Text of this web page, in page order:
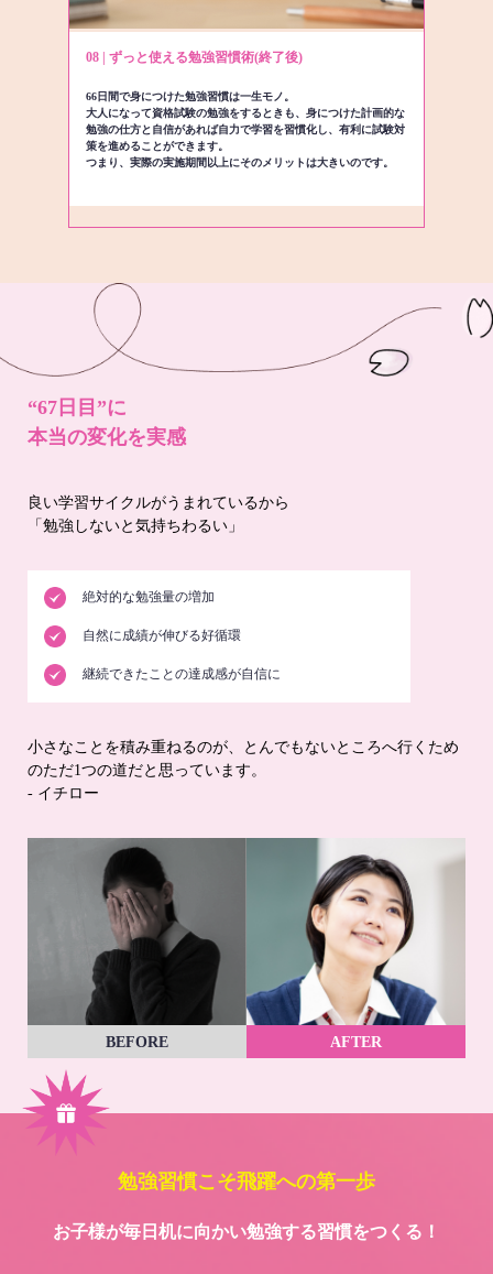
08 | ずっと使える勉強習慣術(終了後)
66日間で身につけた勉強習慣は一生モノ。
大人になって資格試験の勉強をするときも、身につけた計画的な
勉強の仕方と自信があれば自力で学習を習慣化し、有利に試験対
策を進めることができます。
つまり、実際の実施期間以上にそのメリットは大きいのです。
“67日目”に
本当の変化を実感
良い学習サイクルがうまれているから
「勉強しないと気持ちわるい」
絶対的な勉強量の増加
自然に成績が伸びる好循環
継続できたことの達成感が自信に
小さなことを積み重ねるのが、とんでもないところへ行くため
のただ1つの道だと思っています。
- イチロー
BEFORE AFTER
勉強習慣こそ飛躍への第一歩
お子様が毎日机に向かい勉強する習慣をつくる！